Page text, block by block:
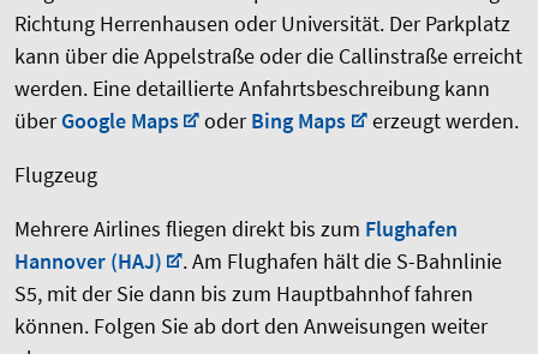
Richtung Herrenhausen oder Universität. Der Parkplatz
kann über die Appelstraße oder die Callinstraße erreicht
werden. Eine detaillierte Anfahrtsbeschreibung kann
überGoogle Maps oderBing Maps
erzeugt werden.
Flugzeug
Mehrere Airlines fliegen direkt bis zum Flughafen
Hannover (HAJ)
. Am Flughafen hält die S-Bahnlinie
S5, mit der Sie dann bis zum Hauptbahnhof fahren
können. Folgen Sie ab dort den Anweisungen weiter